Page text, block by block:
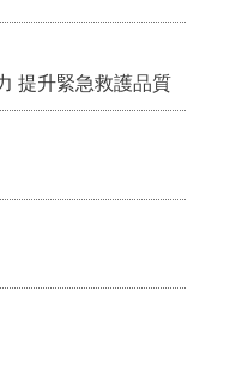
提升緊急救護品質